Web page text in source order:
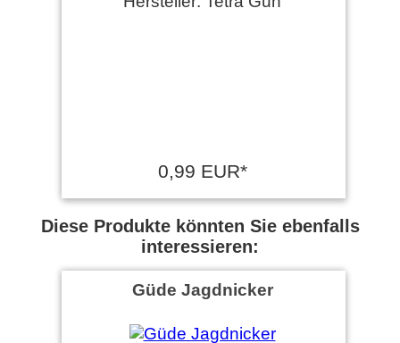
0,99 EUR*
Diese Produkte könnten Sie ebenfalls
interessieren:
Güde Jagdnicker